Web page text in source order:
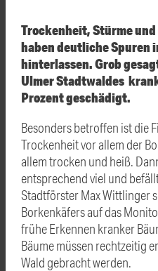
Trockenheit, Stürme
haben deutliche Spuren
hinterlassen. Grob
Ulmer Stadtwaldes
Prozent geschädigt.
Besonders betroffen ist die
Trockenheit vor allem der
allem trocken und heiß.
entsprechend viel und
Stadtförster Max Wittlinger
Borkenkäfers auf das
frühe Erkennen kranker
Bäume müssen rechtzeitig
Wald gebracht werden.